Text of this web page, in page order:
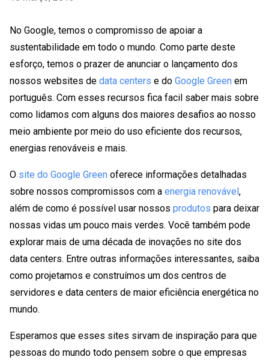
No Google, temos o compromisso de apoiar a
sustentabilidade em todo o mundo. Como parte deste
esforço, temos o prazer de anunciar o lançamento dos
nossos websites de data centers e do Google Green em
português. Com esses recursos fica facil saber mais sobre
como lidamos com alguns dos maiores desafios ao nosso
meio ambiente por meio do uso eficiente dos recursos,
energias renováveis e mais.
O site do Google Green oferece informações detalhadas
sobre nossos compromissos com a energia renovável,
além de como é possível usar nossos produtos para deixar
nossas vidas um pouco mais verdes. Você também pode
explorar mais de uma década de inovações no site dos
data centers. Entre outras informações interessantes, saiba
como projetamos e construímos um dos centros de
servidores e data centers de maior eficiência energética no
mundo.
Esperamos que esses sites sirvam de inspiração para que
pessoas do mundo todo pensem sobre o que empresas